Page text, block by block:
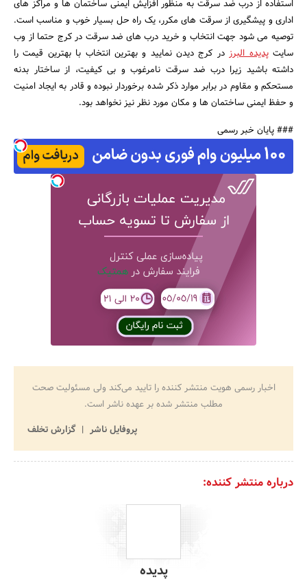
استفاده از درب ضد سرقت به منظور افزایش ایمنی ساختمان ها و مراکز های
اداری و پیشگیری از سرقت های مکرر، یک راه حل بسیار خوب و مناسب است.
توصیه می شود جهت انتخاب و خرید درب های ضد سرقت در کرج حتما از وب
سایتپدیده البرزدر کرج دیدن نمایید و بهترین انتخاب با بهترین قیمت را
داشته باشید زیرا درب ضد سرقت نامرغوب و بی کیفیت، از ساختار بدنه
مستحکم و مقاوم در برابر موارد ذکر شده برخوردار نبوده و قادر به ایجاد امنیت
و حفظ ایمنی ساختمان ها و مکان مورد نظر نیز نخواهد بود.
### پایان خبر رسمی
اخبار رسمی هویت منتشر کننده را تایید می‌کند ولی مسئولیت صحت
مطلب منتشر شده بر عهده ناشر است.
پروفایل ناشر
گزارش تخلف
درباره منتشر کننده:
پدیده